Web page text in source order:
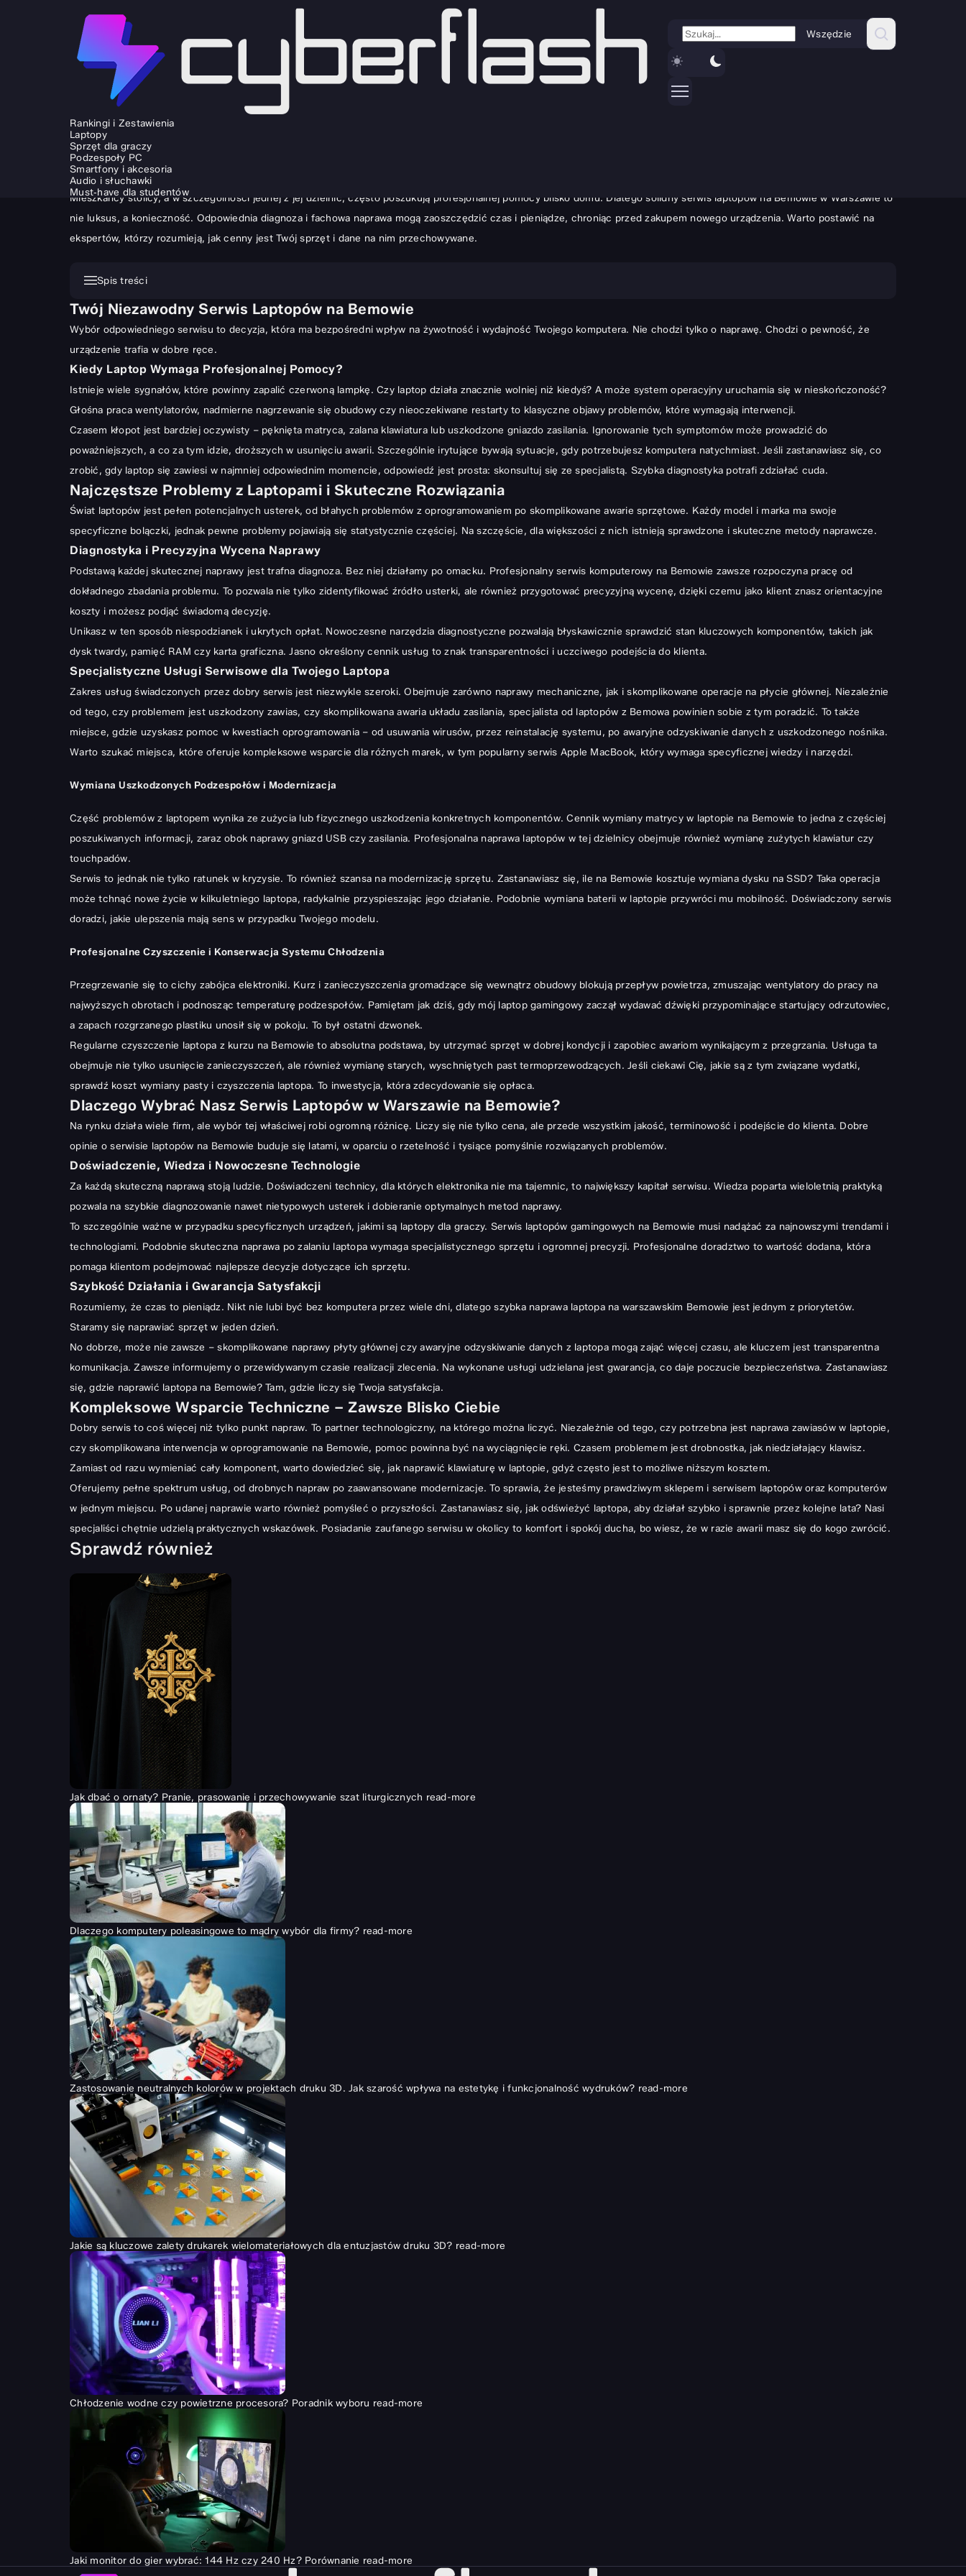
Wszędzie
Rankingi i Zestawienia
Laptopy
Sprzęt dla graczy
Podzespoły PC
Smartfony i akcesoria
Audio i słuchawki
Must‑have dla studentów
SPRZĘT I GADŻETYLAPTOPY
Serwis laptopów Bemowo Warszawa | Szybka i Skuteczna Naprawa
ŁUKASZ JABŁOŃSKI
Gdy Twój przenośny komputer odmawia posłuszeństwa, cały cyfrowy świat staje w miejscu. To frustrujące. Nagle praca, nauka czy rozrywka stają się niemożliwe. W takiej
sytuacji kluczowe jest znalezienie zaufanego miejsca, gdzie specjaliści szybko i sprawnie przywrócą sprzęt do życia.
Mieszkańcy stolicy, a w szczególności jednej z jej dzielnic, często poszukują profesjonalnej pomocy blisko domu. Dlatego solidny serwis laptopów na Bemowie w Warszawie to
nie luksus, a konieczność. Odpowiednia diagnoza i fachowa naprawa mogą zaoszczędzić czas i pieniądze, chroniąc przed zakupem nowego urządzenia. Warto postawić na
ekspertów, którzy rozumieją, jak cenny jest Twój sprzęt i dane na nim przechowywane.
Spis treści
Twój Niezawodny Serwis Laptopów na Bemowie
Kiedy Laptop Wymaga Profesjonalnej Pomocy?
Najczęstsze Problemy z Laptopami i Skuteczne Rozwiązania
Specjalistyczne Usługi Serwisowe dla Twojego Laptopa
Dlaczego Wybrać Nasz Serwis Laptopów w Warszawie na Bemowie?
Doświadczenie, Wiedza i Nowoczesne Technologie
Kompleksowe Wsparcie Techniczne – Zawsze Blisko Ciebie
Twój Niezawodny Serwis Laptopów na Bemowie
Wybór odpowiedniego serwisu to decyzja, która ma bezpośredni wpływ na żywotność i wydajność Twojego komputera. Nie chodzi tylko o naprawę. Chodzi o pewność, że
urządzenie trafia w dobre ręce.
Kiedy Laptop Wymaga Profesjonalnej Pomocy?
Istnieje wiele sygnałów, które powinny zapalić czerwoną lampkę. Czy laptop działa znacznie wolniej niż kiedyś? A może system operacyjny uruchamia się w nieskończoność?
Głośna praca wentylatorów, nadmierne nagrzewanie się obudowy czy nieoczekiwane restarty to klasyczne objawy problemów, które wymagają interwencji.
Czasem kłopot jest bardziej oczywisty – pęknięta matryca, zalana klawiatura lub uszkodzone gniazdo zasilania. Ignorowanie tych symptomów może prowadzić do
poważniejszych, a co za tym idzie, droższych w usunięciu awarii. Szczególnie irytujące bywają sytuacje, gdy potrzebujesz komputera natychmiast. Jeśli zastanawiasz się, co
zrobić, gdy laptop się zawiesi w najmniej odpowiednim momencie, odpowiedź jest prosta: skonsultuj się ze specjalistą. Szybka diagnostyka potrafi zdziałać cuda.
Najczęstsze Problemy z Laptopami i Skuteczne Rozwiązania
Świat laptopów jest pełen potencjalnych usterek, od błahych problemów z oprogramowaniem po skomplikowane awarie sprzętowe. Każdy model i marka ma swoje
specyficzne bolączki, jednak pewne problemy pojawiają się statystycznie częściej. Na szczęście, dla większości z nich istnieją sprawdzone i skuteczne metody naprawcze.
Diagnostyka i Precyzyjna Wycena Naprawy
Podstawą każdej skutecznej naprawy jest trafna diagnoza. Bez niej działamy po omacku. Profesjonalny serwis komputerowy na Bemowie zawsze rozpoczyna pracę od
dokładnego zbadania problemu. To pozwala nie tylko zidentyfikować źródło usterki, ale również przygotować precyzyjną wycenę, dzięki czemu jako klient znasz orientacyjne
koszty i możesz podjąć świadomą decyzję.
Unikasz w ten sposób niespodzianek i ukrytych opłat. Nowoczesne narzędzia diagnostyczne pozwalają błyskawicznie sprawdzić stan kluczowych komponentów, takich jak
dysk twardy, pamięć RAM czy karta graficzna. Jasno określony cennik usług to znak transparentności i uczciwego podejścia do klienta.
Specjalistyczne Usługi Serwisowe dla Twojego Laptopa
Zakres usług świadczonych przez dobry serwis jest niezwykle szeroki. Obejmuje zarówno naprawy mechaniczne, jak i skomplikowane operacje na płycie głównej. Niezależnie
od tego, czy problemem jest uszkodzony zawias, czy skomplikowana awaria układu zasilania, specjalista od laptopów z Bemowa powinien sobie z tym poradzić. To także
miejsce, gdzie uzyskasz pomoc w kwestiach oprogramowania – od usuwania wirusów, przez reinstalację systemu, po awaryjne odzyskiwanie danych z uszkodzonego nośnika.
Warto szukać miejsca, które oferuje kompleksowe wsparcie dla różnych marek, w tym popularny serwis Apple MacBook, który wymaga specyficznej wiedzy i narzędzi.
Wymiana Uszkodzonych Podzespołów i Modernizacja
Część problemów z laptopem wynika ze zużycia lub fizycznego uszkodzenia konkretnych komponentów. Cennik wymiany matrycy w laptopie na Bemowie to jedna z częściej
poszukiwanych informacji, zaraz obok naprawy gniazd USB czy zasilania. Profesjonalna naprawa laptopów w tej dzielnicy obejmuje również wymianę zużytych klawiatur czy
touchpadów.
Serwis to jednak nie tylko ratunek w kryzysie. To również szansa na modernizację sprzętu. Zastanawiasz się, ile na Bemowie kosztuje wymiana dysku na SSD? Taka operacja
może tchnąć nowe życie w kilkuletniego laptopa, radykalnie przyspieszając jego działanie. Podobnie wymiana baterii w laptopie przywróci mu mobilność. Doświadczony serwis
doradzi, jakie ulepszenia mają sens w przypadku Twojego modelu.
Profesjonalne Czyszczenie i Konserwacja Systemu Chłodzenia
Przegrzewanie się to cichy zabójca elektroniki. Kurz i zanieczyszczenia gromadzące się wewnątrz obudowy blokują przepływ powietrza, zmuszając wentylatory do pracy na
najwyższych obrotach i podnosząc temperaturę podzespołów. Pamiętam jak dziś, gdy mój laptop gamingowy zaczął wydawać dźwięki przypominające startujący odrzutowiec,
a zapach rozgrzanego plastiku unosił się w pokoju. To był ostatni dzwonek.
Regularne czyszczenie laptopa z kurzu na Bemowie to absolutna podstawa, by utrzymać sprzęt w dobrej kondycji i zapobiec awariom wynikającym z przegrzania. Usługa ta
obejmuje nie tylko usunięcie zanieczyszczeń, ale również wymianę starych, wyschniętych past termoprzewodzących. Jeśli ciekawi Cię, jakie są z tym związane wydatki,
sprawdź koszt wymiany pasty i czyszczenia laptopa. To inwestycja, która zdecydowanie się opłaca.
Dlaczego Wybrać Nasz Serwis Laptopów w Warszawie na Bemowie?
Na rynku działa wiele firm, ale wybór tej właściwej robi ogromną różnicę. Liczy się nie tylko cena, ale przede wszystkim jakość, terminowość i podejście do klienta. Dobre
opinie o serwisie laptopów na Bemowie buduje się latami, w oparciu o rzetelność i tysiące pomyślnie rozwiązanych problemów.
Doświadczenie, Wiedza i Nowoczesne Technologie
Za każdą skuteczną naprawą stoją ludzie. Doświadczeni technicy, dla których elektronika nie ma tajemnic, to największy kapitał serwisu. Wiedza poparta wieloletnią praktyką
pozwala na szybkie diagnozowanie nawet nietypowych usterek i dobieranie optymalnych metod naprawy.
To szczególnie ważne w przypadku specyficznych urządzeń, jakimi są laptopy dla graczy. Serwis laptopów gamingowych na Bemowie musi nadążać za najnowszymi trendami i
technologiami. Podobnie skuteczna naprawa po zalaniu laptopa wymaga specjalistycznego sprzętu i ogromnej precyzji. Profesjonalne doradztwo to wartość dodana, która
pomaga klientom podejmować najlepsze decyzje dotyczące ich sprzętu.
Szybkość Działania i Gwarancja Satysfakcji
Rozumiemy, że czas to pieniądz. Nikt nie lubi być bez komputera przez wiele dni, dlatego szybka naprawa laptopa na warszawskim Bemowie jest jednym z priorytetów.
Staramy się naprawiać sprzęt w jeden dzień.
No dobrze, może nie zawsze – skomplikowane naprawy płyty głównej czy awaryjne odzyskiwanie danych z laptopa mogą zająć więcej czasu, ale kluczem jest transparentna
komunikacja. Zawsze informujemy o przewidywanym czasie realizacji zlecenia. Na wykonane usługi udzielana jest gwarancja, co daje poczucie bezpieczeństwa. Zastanawiasz
się, gdzie naprawić laptopa na Bemowie? Tam, gdzie liczy się Twoja satysfakcja.
Kompleksowe Wsparcie Techniczne – Zawsze Blisko Ciebie
Dobry serwis to coś więcej niż tylko punkt napraw. To partner technologiczny, na którego można liczyć. Niezależnie od tego, czy potrzebna jest naprawa zawiasów w laptopie,
czy skomplikowana interwencja w oprogramowanie na Bemowie, pomoc powinna być na wyciągnięcie ręki. Czasem problemem jest drobnostka, jak niedziałający klawisz.
Zamiast od razu wymieniać cały komponent, warto dowiedzieć się, jak naprawić klawiaturę w laptopie, gdyż często jest to możliwe niższym kosztem.
Oferujemy pełne spektrum usług, od drobnych napraw po zaawansowane modernizacje. To sprawia, że jesteśmy prawdziwym sklepem i serwisem laptopów oraz komputerów
w jednym miejscu. Po udanej naprawie warto również pomyśleć o przyszłości. Zastanawiasz się, jak odświeżyć laptopa, aby działał szybko i sprawnie przez kolejne lata? Nasi
specjaliści chętnie udzielą praktycznych wskazówek. Posiadanie zaufanego serwisu w okolicy to komfort i spokój ducha, bo wiesz, że w razie awarii masz się do kogo zwrócić.
Sprawdź również
Jak dbać o ornaty? Pranie, prasowanie i przechowywanie szat liturgicznych read-more
Dlaczego komputery poleasingowe to mądry wybór dla firmy? read-more
Zastosowanie neutralnych kolorów w projektach druku 3D. Jak szarość wpływa na estetykę i funkcjonalność wydruków? read-more
Jakie są kluczowe zalety drukarek wielomateriałowych dla entuzjastów druku 3D? read-more
Chłodzenie wodne czy powietrzne procesora? Poradnik wyboru read-more
Jaki monitor do gier wybrać: 144 Hz czy 240 Hz? Porównanie read-more